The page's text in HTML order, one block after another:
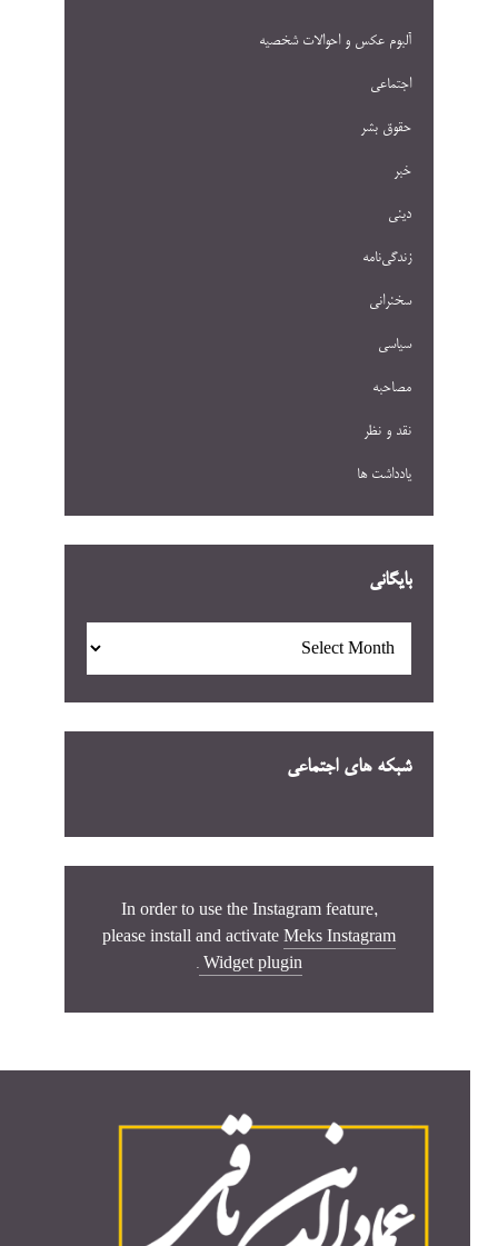
آلبوم عکس و احوالات شخصيه
اجتماعی
حقوق بشر
خبر
دینی
زندگی‌نامه
سخنرانی
سیاسی
مصاحبه
نقد و نظر
یادداشت ها
بایگانی
شبکه های اجتماعی
In order to use the Instagram feature,
please install and activate Meks Instagram
Widget plugin
.